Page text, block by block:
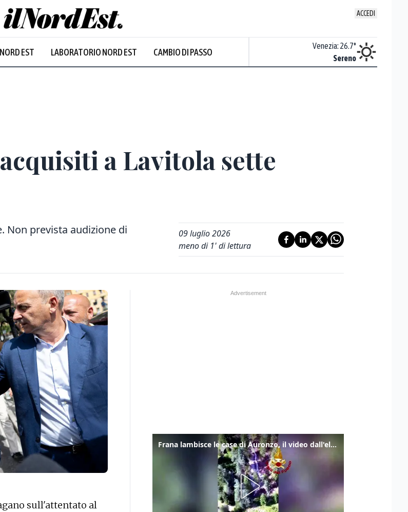
ACCEDI
EST LABORATORIO NORD EST CAMBIO DI PASSO
Nuvoloso
Sereno
Trieste: 27.4°
Sereno
a Lavitola sette
Non prevista audizione di
09 luglio 2026
meno di 1' di lettura
sull'attentato al
Frana lambisce le case di Auronzo, il video dall'elicottero dei vigili del fuoco